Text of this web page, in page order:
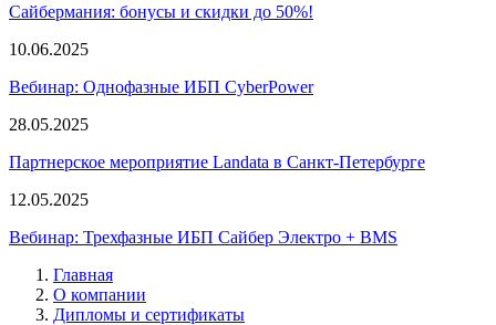
Сайбермания: бонусы и скидки до 50%!
10.06.2025
Вебинар: Однофазные ИБП CyberPower
28.05.2025
Партнерское мероприятие Landata в Санкт-Петербурге
12.05.2025
Вебинар: Трехфазные ИБП Сайбер Электро + BMS
Главная
О компании
Дипломы и сертификаты